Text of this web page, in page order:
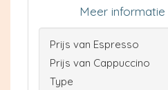
Meer informatie
Prijs van Espresso
Prijs van Cappuccino
Type